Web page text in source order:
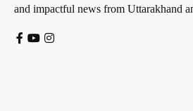
and impactful news from Uttarakhand